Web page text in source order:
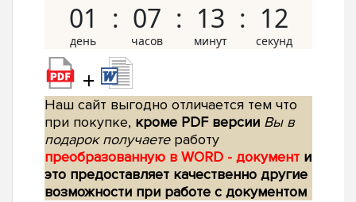
01 07 13 11
+
Наш сайт выгодно отличается тем что
при покупке, кроме PDF версии Вы в
подарок получаетеработу
преобразованную в WORD - документ и
это предоставляет качественно другие
возможности при работе с документом